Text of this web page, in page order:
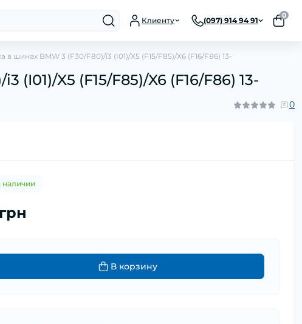
Клиенту (097) 914 94 91
0
шинах BMW 3 (F30/F80)/i3 (I01)/X5 (F15/F85)/X6 (F16/F86) 13-
X5 (F15/F85)/X6 (F16/F86) 13-
0
наличии
В корзину